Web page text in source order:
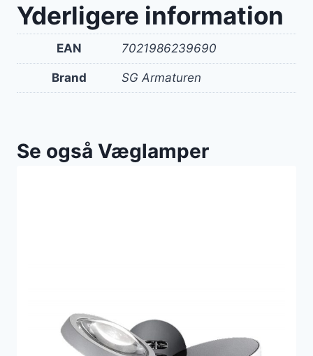
Yderligere information
EAN 7021986239690
Brand SG Armaturen
Se også Væglamper